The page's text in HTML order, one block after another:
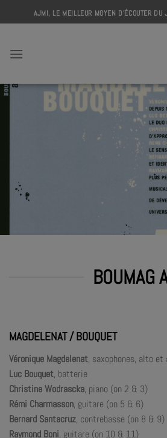
to
AJMI, LE MEILLEUR MOYEN D'ÉCOUTER DU
BOUMAG
MAGDELENAT / BOUQUET
Véronique Magdelenat, saxophones, alto et
Luc Bouquet, batterie
Christine Wodrascka, piano (on 2 & 3)
Rémi Charmasson, guitare (on 5 & 6)
Bernard Santacruz, contrebasse (on 8 & 9)
Raymond Boni, guitare (on 10 & 11)